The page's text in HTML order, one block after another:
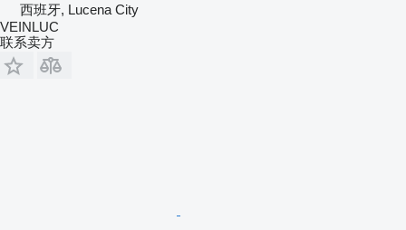
西班牙, Lucena City
VEINLUC
联系卖方